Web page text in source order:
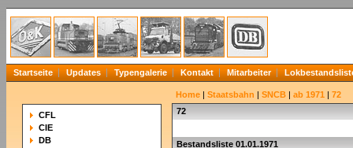
Startseite Updates Typengalerie Kontakt Mitarbeiter
CFL
CIE
DB
Home | Staatsbahn | SNCB | ab 1971 | 72
72
Bestandsliste 01.01.1971